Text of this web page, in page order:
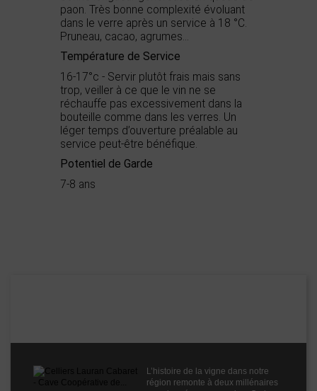
paon. Très bonne complexité évoluant
dans le verre après un service à 18 °C.
Pruneau, cacao, agrumes...
Température de Service
16-17°c - Servir plutôt frais mais sans
trop, veiller à ce que le vin ne se
réchauffe pas excessivement dans la
bouteille comme dans les verres. Un
léger temps d’ouverture préalable au
service peut-être bénéfique.
Potentiel de Garde
7-8 ans
Syrah
L’histoire de la vigne dans notre
région remonte à deux millénaires